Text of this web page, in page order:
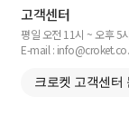
고객센터
평일 오전 11시 ~ 오후 5
E-mail :
크로켓 고객센터